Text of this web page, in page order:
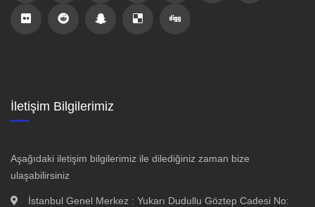
İletişim Bilgilerimiz
Aşağıdaki iletişim bilgilerimiz ile dilediğiniz zaman bize
ulaşabilirsiniz
İstanbul Genel Merkez : Yukarı Dudullu Göztep Cadesi No: